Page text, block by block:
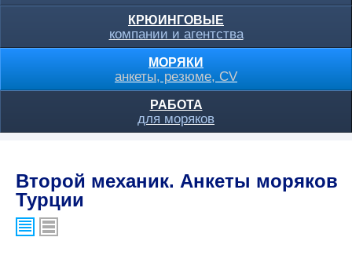
КРЮИНГОВЫЕ
компании и агентства
МОРЯКИ
анкеты, резюме, CV
РАБОТА
для моряков
Второй механик. Анкеты моряков
Турции